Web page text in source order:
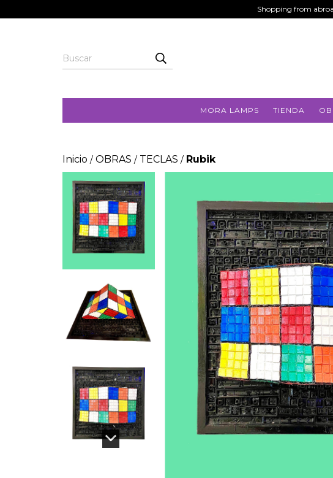
Shopping from
MORA LAMPS TIENDA
Inicio / OBRAS / TECLAS / Rubik